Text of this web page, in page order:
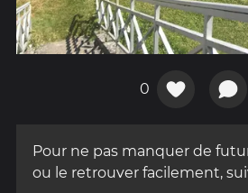
0
Pour ne pas manquer de
ou le retrouver facilement,